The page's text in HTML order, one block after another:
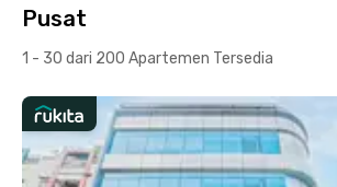
Pusat
1 - 30 dari 200 Apartemen Tersedia